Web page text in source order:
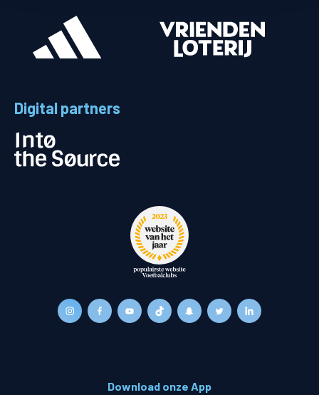
Digital partners
Download onze App